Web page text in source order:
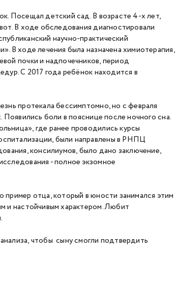
Посещал детский сад. В возрасте 4-х лет,
В ходе обследования диагностировали
научно-практический
В ходе лечения была назначена химиотерапия,
почки и надпочечников, период
С 2017 года ребёнок находится в
протекала бессимптомно, но с февраля
Появились боли в пояснице после ночного сна.
где ранее проводились курсы
были направлены в РНПЦ
консилиумов, было дано заключение,
- полное экзомное
пример отца, который в юности занимался этим
и настойчивым характером. Любит
чтобы сыну смогли подтвердить